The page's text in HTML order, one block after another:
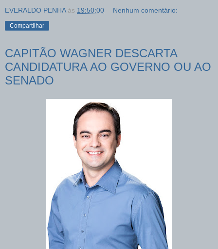
EVERALDO PENHA às 19:50:00 Nenhum comentário:
Compartilhar
CAPITÃO WAGNER DESCARTA
CANDIDATURA AO GOVERNO OU AO
SENADO